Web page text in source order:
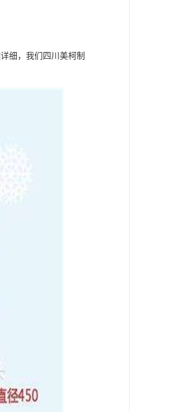
细，我们四川美柯制